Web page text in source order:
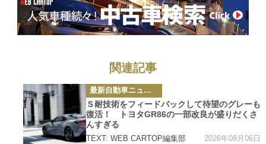
関連記事
カ
テ
ゴ
リ
ー
最新自動車ニュース
Ｓ耐技術をフィードバックして待望のグレーも
復活！ トヨタGR86の一部改良が盛りだくさ
んすぎる
TEXT: WEB CARTOP編集部 2026年08月06日